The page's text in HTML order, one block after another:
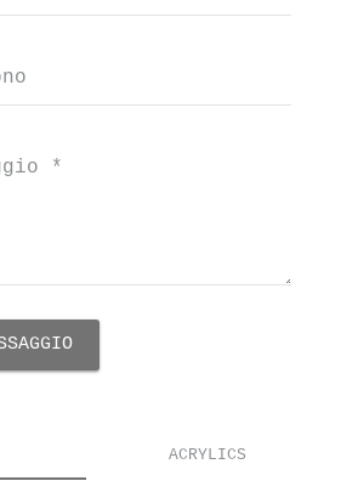
*
ACRYLICS